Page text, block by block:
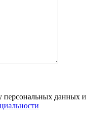
персональных данных и